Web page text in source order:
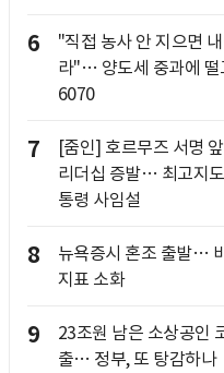
6
"직접 농사 안 지으면
라"… 양도세 중과에 떨
6070
7
[줌인] 호르무즈 서명
리더십 증발… 최고지
통령 사임설
8
뉴욕증시 혼조 출발…
지표 소화
9
23조원 남은 소상공인
출… 정부, 또 탕감하나